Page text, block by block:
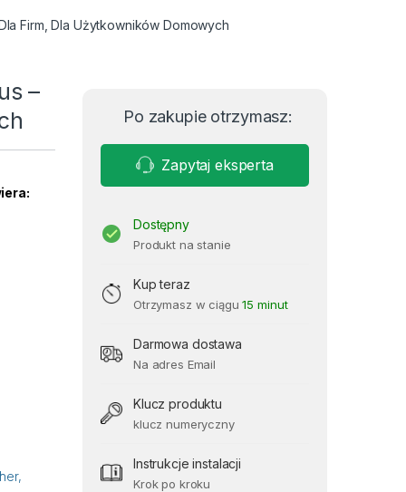
Firm, Dla Użytkowników Domowych
–
Po zakupie otrzymasz:
Zapytaj eksperta
Dostępny
Produkt na stanie
Kup teraz
Otrzymasz w ciągu15 minut
Darmowa dostawa
Na adres Email
Klucz produktu
klucz numeryczny
Instrukcje instalacji
Krok po kroku